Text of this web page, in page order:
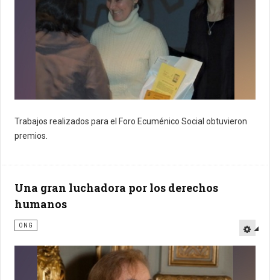
Trabajos realizados para el Foro Ecuménico Social obtuvieron
premios.
Una gran luchadora por los derechos
humanos
ONG